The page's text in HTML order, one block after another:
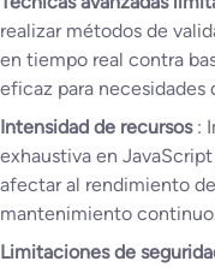
realizar métodos de
en tiempo real contra
eficaz para necesidades
Intensidad de recursos :
exhaustiva en
afectar al rendimiento
mantenimiento
Limitaciones de